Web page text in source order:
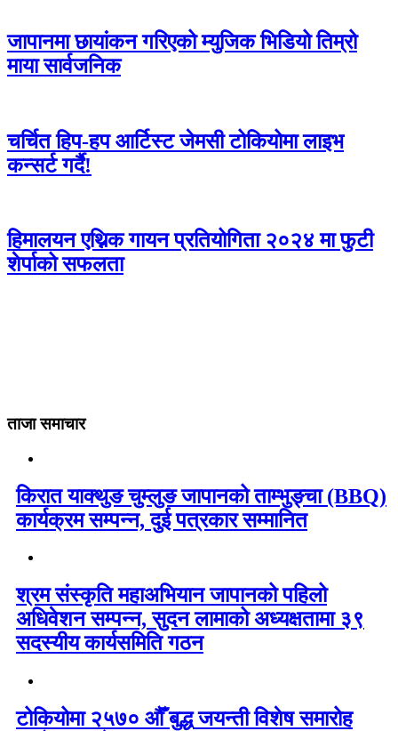
जापानमा छायांकन गरिएको म्युजिक भिडियो तिम्रो
माया सार्वजनिक
चर्चित हिप-हप आर्टिस्ट जेमसी टोकियोमा लाइभ
कन्सर्ट गर्दै!
हिमालयन एथ्निक गायन प्रतियोगिता २०२४ मा फुटी
शेर्पाको सफलता
ताजा समाचार
किरात याक्थुङ चुम्लुङ जापानको ताम्भुङ्चा (BBQ)
कार्यक्रम सम्पन्न, दुई पत्रकार सम्मानित
श्रम संस्कृति महाअभियान जापानको पहिलो
अधिवेशन सम्पन्न, सुदन लामाको अध्यक्षतामा ३९
सदस्यीय कार्यसमिति गठन
टोकियोमा २५७० औँ बुद्ध जयन्ती विशेष समारोह